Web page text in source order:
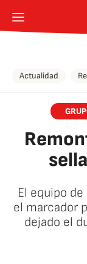
Actualidad
El equipo
el marcador
dejado el